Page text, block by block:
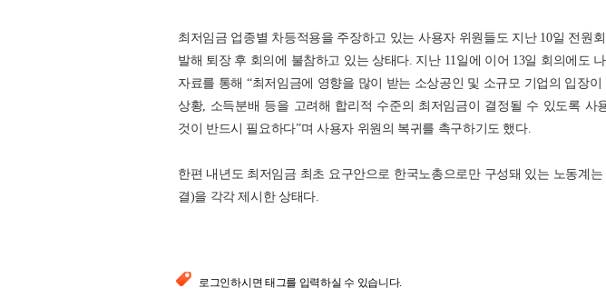
최저임금 업종별 차등적용을 주장하고 있는 사용자 위원들도 지난 10일 전원
발해 퇴장 후 회의에 불참하고 있는 상태다. 지난 11일에 이어 13일 회의에도
자료를 통해 “최저임금에 영향을 많이 받는 소상공인 및 소규모 기업의 입장
상황, 소득분배 등을 고려해 합리적 수준의 최저임금이 결정될 수 있도록 사
것이 반드시 필요하다”며 사용자 위원의 복귀를 촉구하기도 했다.
한편 내년도 최저임금 최초 요구안으로 한국노총으로만 구성돼 있는 노동계는
결)을 각각 제시한 상태다.
로그인하시면 태그를 입력하실 수 있습니다.